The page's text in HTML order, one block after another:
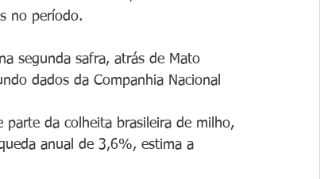
no período.
segunda safra, atrás de Mato
dados da Companhia Nacional
parte da colheita brasileira de milho,
anual de 3,6%, estima a